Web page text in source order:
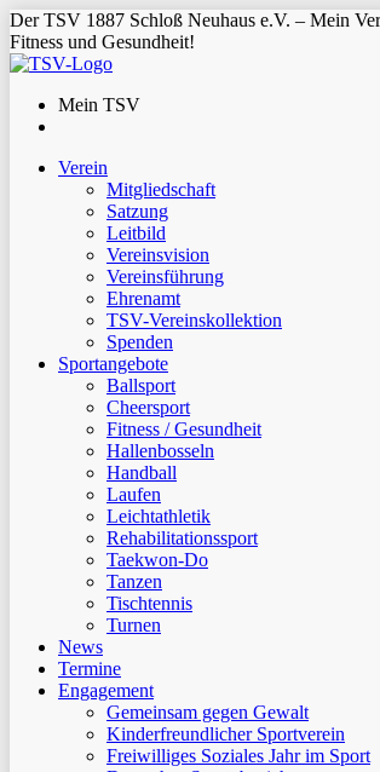
Der TSV 1887 Schloß Neuhaus e.V. – Mein
Fitness und Gesundheit!
Mein TSV
Verein
Mitgliedschaft
Satzung
Leitbild
Vereinsvision
Vereinsführung
Ehrenamt
TSV-Vereinskollektion
Spenden
Sportangebote
Ballsport
Cheersport
Fitness / Gesundheit
Hallenbosseln
Handball
Laufen
Leichtathletik
Rehabilitationssport
Taekwon-Do
Tanzen
Tischtennis
Turnen
News
Termine
Engagement
Gemeinsam gegen Gewalt
Kinderfreundlicher Sportverein
Freiwilliges Soziales Jahr im Sport